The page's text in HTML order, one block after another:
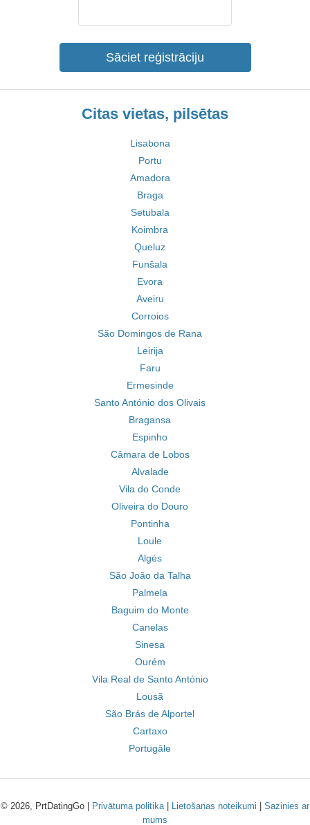
Sāciet reģistrāciju
Citas vietas, pilsētas
Lisabona
Portu
Amadora
Braga
Setubala
Koimbra
Queluz
Funšala
Evora
Aveiru
Corroios
São Domingos de Rana
Leirija
Faru
Ermesinde
Santo António dos Olivais
Bragansa
Espinho
Câmara de Lobos
Alvalade
Vila do Conde
Oliveira do Douro
Pontinha
Loule
Algés
São João da Talha
Palmela
Baguim do Monte
Canelas
Sinesa
Ourém
Vila Real de Santo António
Lousã
São Brás de Alportel
Cartaxo
Portugāle
© 2026, PrtDatingGo | Privātuma politika| Lietošanas noteikumi
Sazinies ar
mums